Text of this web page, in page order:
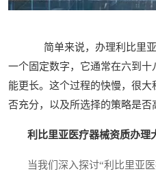
简单来说，办理利比里亚
一个固定数字，它通常在六到
能更长。这个过程的快慢，很
否充分，以及所选择的策略是否
利比里亚医疗器械资质办理
当我们深入探讨“利比里亚医